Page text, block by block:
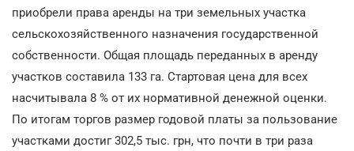
приобрели права аренды на три земельных участка
сельскохозяйственного назначения государственной
собственности. Общая площадь переданных в аренду
участков составила 133 га. Стартовая цена для всех
насчитывала 8 % от их нормативной денежной оценки.
По итогам торгов размер годовой платы за пользование
участками достиг 302,5 тыс. грн, что почти в три раза